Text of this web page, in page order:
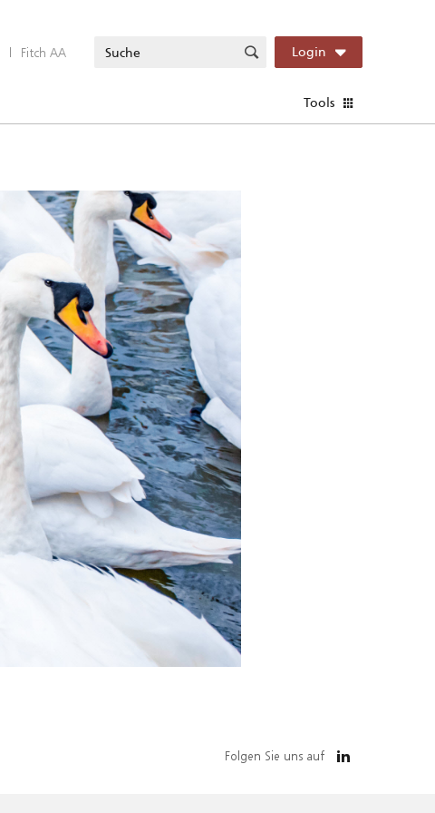
| Fitch AA Login
Tools
Folgen Sie uns auf